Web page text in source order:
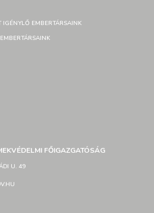
IGÉNYLŐ EMBERTÁRSAINK
FŐIGAZGATÓSÁG
U. 49